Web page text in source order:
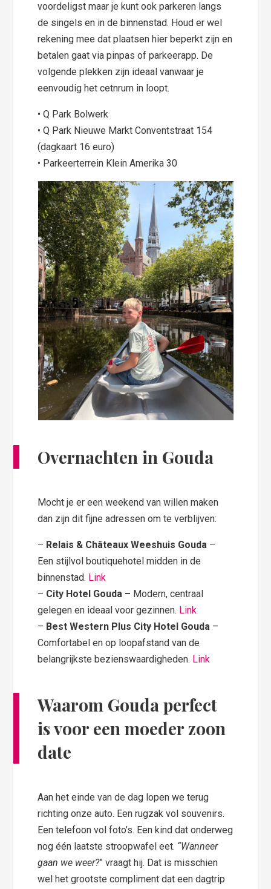
voordeligst maar je kunt ook parkeren langs
de singels en in de binnenstad. Houd er wel
rekening mee dat plaatsen hier beperkt zijn en
betalen gaat via pinpas of parkeerapp. De
volgende plekken zijn ideaal vanwaar je
eenvoudig het cetnrum in loopt.
• Q Park Bolwerk
• Q Park Nieuwe Markt Conventstraat 154
(dagkaart 16 euro)
• Parkeerterrein Klein Amerika 30
Overnachten in Gouda
Mocht je er een weekend van willen maken
dan zijn dit fijne adressen om te verblijven:
– Relais & Châteaux Weeshuis Gouda –
Een stijlvol boutiquehotel midden in de
binnenstad. Link
– City Hotel Gouda – Modern, centraal
gelegen en ideaal voor gezinnen. Link
– Best Western Plus City Hotel Gouda –
Comfortabel en op loopafstand van de
belangrijkste bezienswaardigheden. Link
Waarom Gouda perfect
is voor een moeder zoon
date
Aan het einde van de dag lopen we terug
richting onze auto. Een rugzak vol souvenirs.
Een telefoon vol foto’s. Een kind dat onderweg
nog één laatste stroopwafel eet. “Wanneer
gaan we weer?” vraagt hij. Dat is misschien
wel het grootste compliment dat een dagtrip